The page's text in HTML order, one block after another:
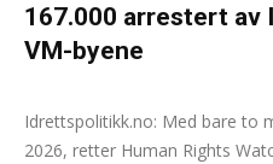
167.000 arrestert av
VM-byene
Andreas Selliaas -
Idrettspolitikk.no: Med bare to
2026, retter Human Rights